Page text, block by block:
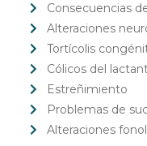
Consecuencias
Alteraciones
Tortícolis
Cólicos del
Estreñimiento
Problemas de
Alteraciones